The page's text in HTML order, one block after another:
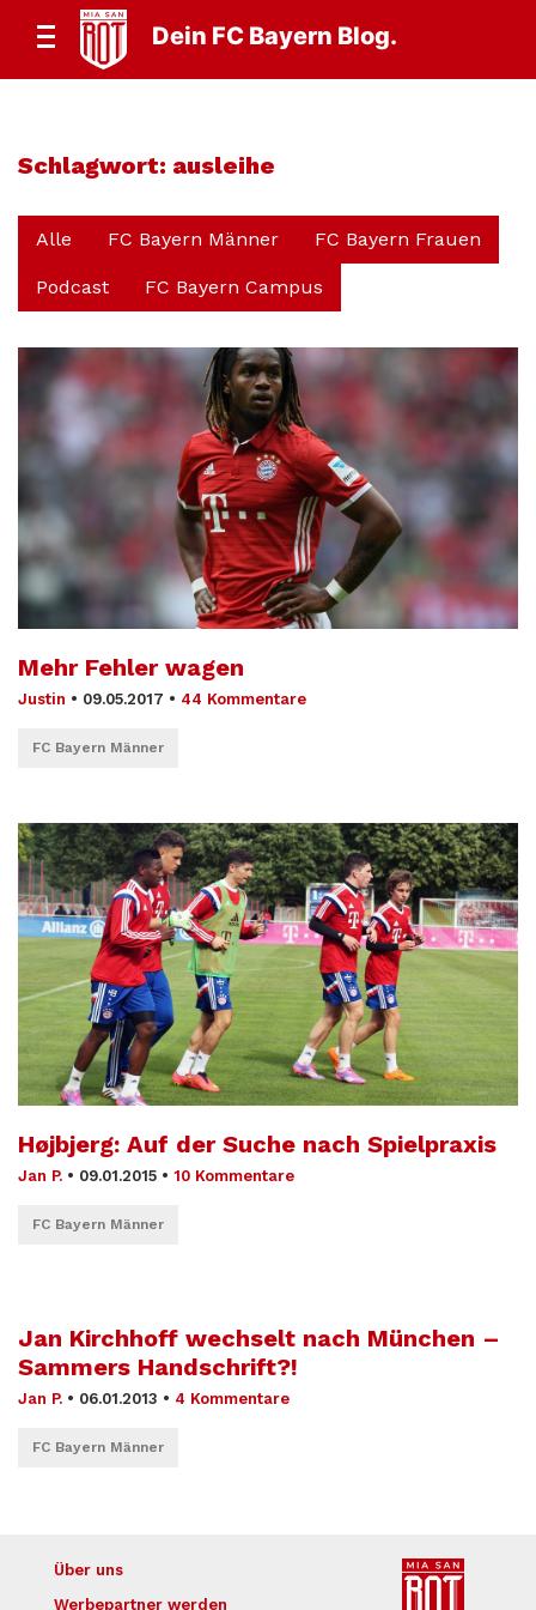
Dein FC Bayern Blog.
Schlagwort: ausleihe
Alle FC Bayern Männer FC Bayern Frauen
Podcast FC Bayern Campus
Mehr Fehler wagen
Justin • 09.05.2017 • 44 Kommentare
FC Bayern Männer
Højbjerg: Auf der Suche nach Spielpraxis
Jan P. • 09.01.2015 • 10 Kommentare
FC Bayern Männer
Jan Kirchhoff wechselt nach München –
Sammers Handschrift?!
Jan P. • 06.01.2013 • 4 Kommentare
FC Bayern Männer
Über uns
Werbepartner werden